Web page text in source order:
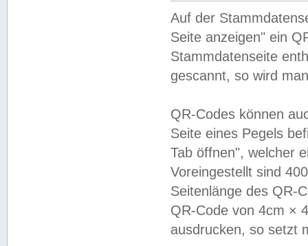
Auf der
Seite anzeigen" ein
Stammdatenseite
gescannt, so wird
QR-Codes können
Seite eines Pegels
Tab öffnen", welcher
Voreingestellt sind
Seitenlänge des QR-
QR-Code von 4cm ×
ausdrucken, so setzt